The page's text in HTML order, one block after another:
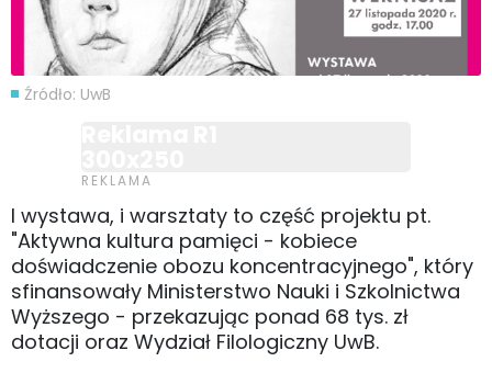
Źródło: UwB
I wystawa, i warsztaty to część projektu pt.
"Aktywna kultura pamięci - kobiece
doświadczenie obozu koncentracyjnego", który
sfinansowały Ministerstwo Nauki i Szkolnictwa
Wyższego - przekazując ponad 68 tys. zł
dotacji oraz Wydział Filologiczny UwB.